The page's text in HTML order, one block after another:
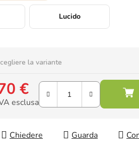
Lucido
la variante
€
esclusa
Chiedere Guarda